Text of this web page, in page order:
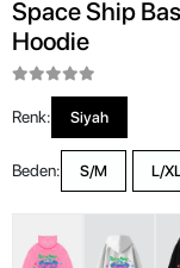
Space Ship
Hoodie
Renk: Siyah
Beden: S/M L/